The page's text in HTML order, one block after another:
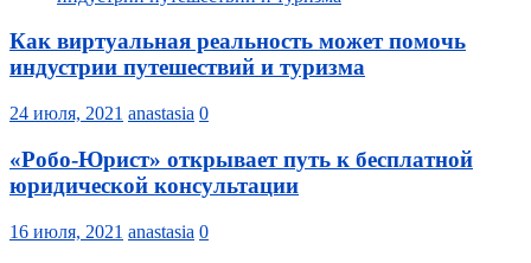
Как виртуальная реальность может помочь
индустрии путешествий и туризма
24 июля, 2021 anastasia 0
«Робо-Юрист» открывает путь к бесплатной
юридической консультации
16 июля, 2021 anastasia 0